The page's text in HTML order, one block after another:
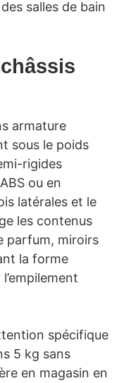
salles de bain
armature
sous le poids
rigides
ou en
latérales et le
les contenus
parfum, miroirs
la forme
spécifique
5 kg sans
en magasin en